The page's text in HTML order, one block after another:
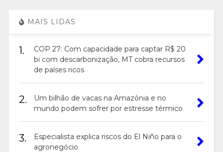
MAIS LIDAS
1.
COP 27: Com capacidade para captar R$ 20
bi com descarbonização, MT cobra recursos
de países ricos
2.
Um bilhão de vacas na Amazônia e no
mundo podem sofrer por estresse térmico
3.
Especialista explica riscos do El Niño para o
agronegócio